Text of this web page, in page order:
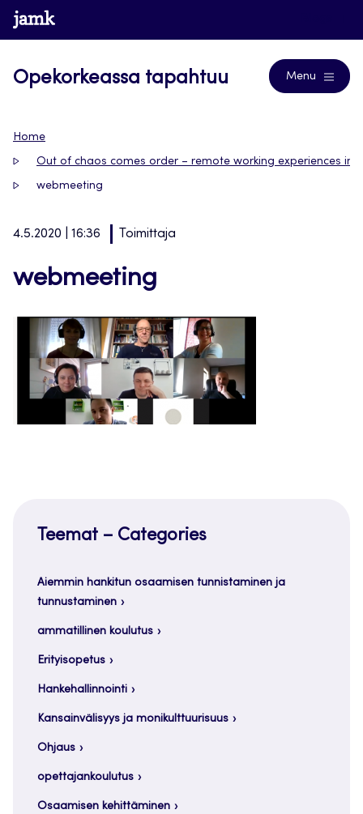
Siirry
suoraan
www.jamk.fi
Opekorkeassa tapahtuu Menu
Home
Out of chaos comes order – remote working experiences in
webmeeting
4.5.2020 | 16:36 Toimittaja
webmeeting
Teemat – Categories
Aiemmin hankitun osaamisen tunnistaminen ja
tunnustaminen
ammatillinen koulutus
Erityisopetus
Hankehallinnointi
Kansainvälisyys ja monikulttuurisuus
Ohjaus
opettajankoulutus
Osaamisen kehittäminen